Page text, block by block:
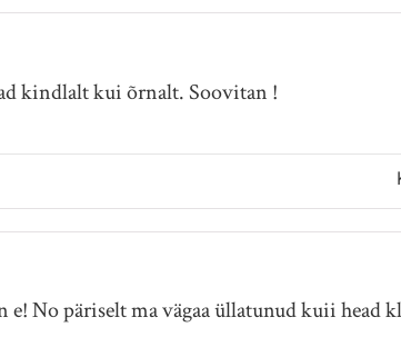
kindlalt kui õrnalt. Soovitan !
e! No päriselt ma vägaa üllatunud kuii head